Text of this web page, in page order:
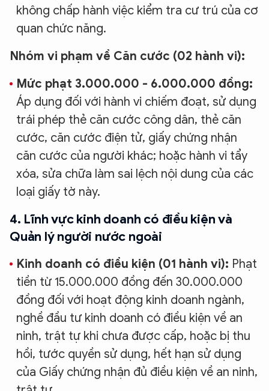
không chấp hành việc kiểm tra cư trú của cơ
quan chức năng.
Nhóm vi phạm về Căn cước (02 hành vi):
Mức phạt 3.000.000 - 6.000.000 đồng:
Áp dụng đối với hành vi chiếm đoạt, sử dụng
trái phép thẻ căn cước công dân, thẻ căn
cước, căn cước điện tử, giấy chứng nhận
căn cước của người khác; hoặc hành vi tẩy
xóa, sửa chữa làm sai lệch nội dung của các
loại giấy tờ này.
4. Lĩnh vực kinh doanh có điều kiện và
Quản lý người nước ngoài
Kinh doanh có điều kiện (01 hành vi): Phạt
tiền từ 15.000.000 đồng đến 30.000.000
đồng đối với hoạt động kinh doanh ngành,
nghề đầu tư kinh doanh có điều kiện về an
ninh, trật tự khi chưa được cấp, hoặc bị thu
hồi, tước quyền sử dụng, hết hạn sử dụng
của Giấy chứng nhận đủ điều kiện về an ninh,